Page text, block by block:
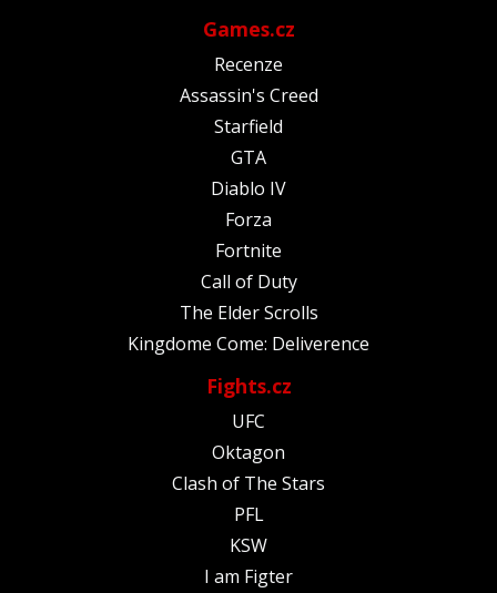
Games.cz
Recenze
Assassin's Creed
Starfield
GTA
Diablo IV
Forza
Fortnite
Call of Duty
The Elder Scrolls
Kingdome Come: Deliverence
Fights.cz
UFC
Oktagon
Clash of The Stars
PFL
KSW
I am Figter